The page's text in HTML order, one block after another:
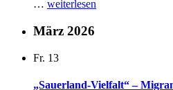
… „Kipepeo
Informationsveranstaltung
weiterlesen
März 2026
Fr. 13
„Sauerland-Vielfalt“ –